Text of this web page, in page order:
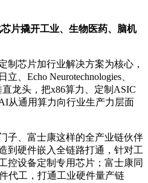
片撬开工业、生物医药、脑机
制芯片加行业解决方案为核心，
、Echo Neurotechnologies、
直龙头，把x86算力、定制ASIC
从通用算力向行业生产力层面
子、富士康这样的全产业链伙伴
到硬件嵌入全链路打通，针对工
控设备定制专用芯片；富士康同
代工，打通工业硬件量产链